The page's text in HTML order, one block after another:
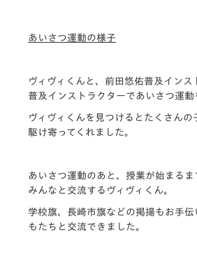
あいさつ運動の様子
ヴィヴィくんと、前田悠佑普及イン
普及インストラクターであいさつ運動
ヴィヴィくんを見つけるとたくさんの
駆け寄ってくれました。
あいさつ運動のあと、授業が始まる
みんなと交流するヴィヴィくん。
学校旗、長崎市旗などの掲揚もお手
もたちと交流できました。